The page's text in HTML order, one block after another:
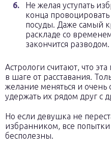
Не желая уступать
конца
посуды. Даже самый
раскладе со
закончится разводом.
Астрологи считают, что эта
в шаге от расставания.
желание меняться и очень
удержать их рядом друг с
Но если девушка не
избранником, все
бесполезны.